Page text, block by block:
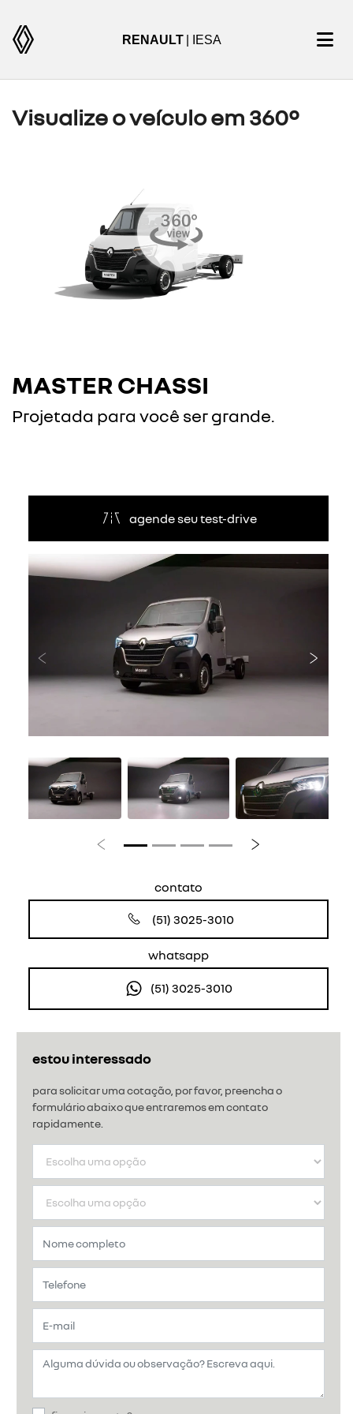
RENAULT | IESA
Visualize o veículo em 360°
MASTER CHASSI
Projetada para você ser grande.
agende seu test-drive
estou interessado
para solicitar uma cotação, por favor, preencha o
formulário abaixo que entraremos em contato
rapidamente.
Anterior
Anterior Próximo
contato
(51) 3025-3010
whatsapp
(51) 3025-3010